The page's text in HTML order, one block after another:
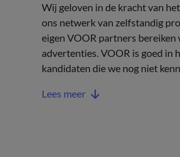
Wij geloven in de kracht van
ons netwerk van zelfstandig
eigen VOOR partners
advertenties. VOOR is goed in
kandidaten die we nog niet
Lees meer